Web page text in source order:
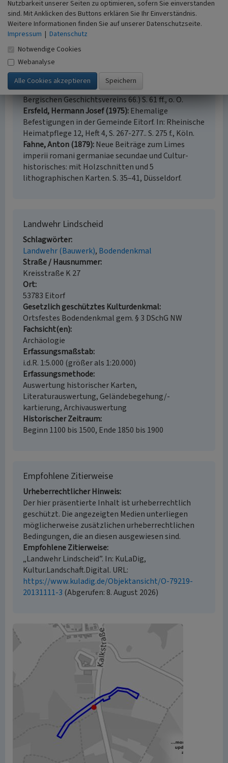
www.bodendenkmalpflege.lvr.de: Projekt „Natur- und
Kulturlandschaft zwischen Siebengebirge und Sieg“
(abgerufen 30.08.2017)
Literatur
Engels, Wilhelm (1938)
Die Landwehren in den
Randgebieten des Herzogtums Berg. (Zeitschrift des
Bergischen Geschichtsvereins 66.) S. 61 ff., o. O.
Ersfeld, Hermann Josef (1975) Ehemalige
Befestigungen in der Gemeinde Eitorf. In: Rheinische
Heimatpflege 12, Heft 4, S. 267-277.. S. 275 f., Köln.
Fahne, Anton (1879) Neue Beiträge zum Limes
imperii romani germaniae secundae und Cultur-
historisches: mit Holzschnitten und 5
lithographischen Karten. S. 35–41, Düsseldorf.
Landwehr Lindscheid
Schlagwörter
Landwehr (Bauwerk) Bodendenkmal
Straße / Hausnummer
Kreisstraße K 27
Ort
53783 Eitorf
Gesetzlich geschütztes Kulturdenkmal
Ortsfestes Bodendenkmal gem. § 3 DSchG NW
Fachsicht(en)
Archäologie
Erfassungsmaßstab
i.d.R. 1:5.000 (größer als 1:20.000)
Erfassungsmethode
Auswertung historischer Karten,
Literaturauswertung, Geländebegehung/-
kartierung, Archivauswertung
Historischer Zeitraum
Beginn 1100 bis 1500, Ende 1850 bis 1900
Empfohlene Zitierweise
Urheberrechtlicher Hinweis
Der hier präsentierte Inhalt ist urheberrechtlich
geschützt. Die angezeigten Medien unterliegen
möglicherweise zusätzlichen urheberrechtlichen
Bedingungen, die an diesen ausgewiesen sind.
Empfohlene Zitierweise
„Landwehr Lindscheid”. In: KuLaDig,
Kultur.Landschaft.Digital. URL:
https://www.kuladig.de/Objektansicht/O-79219-
20131111-3 (Abgerufen: 8. August 2026)
Nutzbarkeit unserer Seiten zu optimieren, sofern Sie einverstanden
sind. Mit Anklicken des Buttons erklären Sie Ihr Einverständnis.
Weitere Informationen finden Sie auf unserer Datenschutzseite.
Impressum | Datenschutz
Notwendige Cookies
Webanalyse